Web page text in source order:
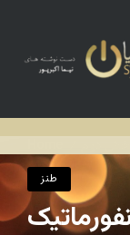
طنز